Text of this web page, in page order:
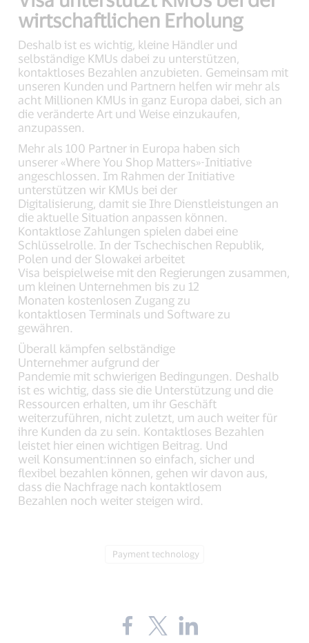
wirtschaftlichen Erholung
Deshalb ist es wichtig, kleine Händler und
selbständige KMUs dabei zu unterstützen,
kontaktloses Bezahlen anzubieten. Gemeinsam mit
unseren Kunden und Partnern helfen wir mehr als
acht Millionen KMUs in ganz Europa dabei, sich an
die veränderte Art und Weise einzukaufen,
anzupassen.
Mehr als 100 Partner in Europa haben sich
unserer «Where You Shop Matters»-Initiative
angeschlossen. Im Rahmen der Initiative
unterstützen wir KMUs bei der
Digitalisierung, damit sie Ihre Dienstleistungen an
die aktuelle Situation anpassen können.
Kontaktlose Zahlungen spielen dabei eine
Schlüsselrolle. In der Tschechischen Republik,
Polen und der Slowakei arbeitet
Visa beispielweise mit den Regierungen zusammen,
um kleinen Unternehmen bis zu 12
Monaten kostenlosen Zugang zu
kontaktlosen Terminals und Software zu
gewähren.
Überall kämpfen selbständige
Unternehmer aufgrund der
Pandemie mit schwierigen Bedingungen. Deshalb
ist es wichtig, dass sie die Unterstützung und die
Ressourcen erhalten, um ihr Geschäft
weiterzuführen, nicht zuletzt, um auch weiter für
ihre Kunden da zu sein. Kontaktloses Bezahlen
leistet hier einen wichtigen Beitrag. Und
weil Konsument:innen so einfach, sicher und
flexibel bezahlen können, gehen wir davon aus,
dass die Nachfrage nach kontaktlosem
Bezahlen noch weiter steigen wird.
Tag:
Payment technology
Share
the
Share
the